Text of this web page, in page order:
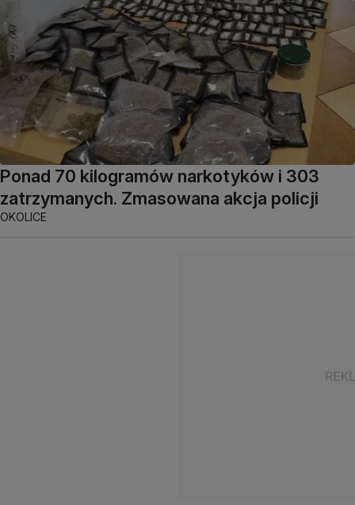
Ponad 70 kilogramów narkotyków i 303
zatrzymanych. Zmasowana akcja policji
OKOLICE